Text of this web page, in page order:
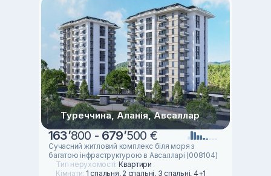
Туреччина, Аланія, Авсаллар
163’800 - 679’500 €
Сучасний житловий комплекс біля моря з
багатою інфраструктурою в Авсалларі (008104)
Тип нерухомості: Квартири
Кімнати: 1 спальня, 2 спальні, 3 спальні, 4+1